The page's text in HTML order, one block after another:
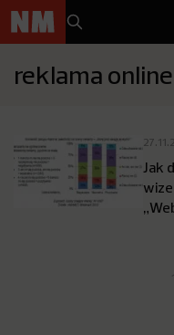
reklama online
Jak